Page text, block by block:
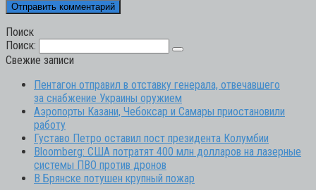
Поиск
Поиск:
Свежие записи
Пентагон отправил в отставку генерала, отвечавшего
за снабжение Украины оружием
Аэропорты Казани, Чебоксар и Самары приостановили
работу
Густаво Петро оставил пост президента Колумбии
Bloomberg: США потратят 400 млн долларов на лазерные
системы ПВО против дронов
В Брянске потушен крупный пожар